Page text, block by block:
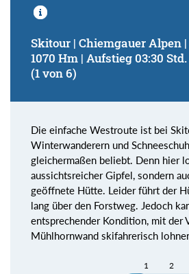
Skitour | Chiemgauer Alpen
1070 Hm | Aufstieg 03:30
(1 von 6)
Die einfache Westroute ist bei
Winterwanderern und
gleichermaßen beliebt. Denn hier
aussichtsreicher Gipfel, sondern
geöffnete Hütte. Leider führt der
lang über den Forstweg. Jedoch
entsprechender Kondition, mit der
Mühlhornwand skifahrerisch
1 2